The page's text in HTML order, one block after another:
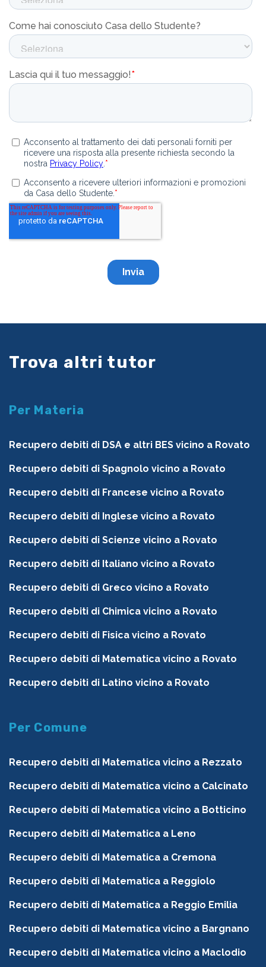
Trova altri tutor
Per Materia
Recupero debiti di DSA e altri BES vicino a Rovato
Recupero debiti di Spagnolo vicino a Rovato
Recupero debiti di Francese vicino a Rovato
Recupero debiti di Inglese vicino a Rovato
Recupero debiti di Scienze vicino a Rovato
Recupero debiti di Italiano vicino a Rovato
Recupero debiti di Greco vicino a Rovato
Recupero debiti di Chimica vicino a Rovato
Recupero debiti di Fisica vicino a Rovato
Recupero debiti di Matematica vicino a Rovato
Recupero debiti di Latino vicino a Rovato
Per Comune
Recupero debiti di Matematica vicino a Rezzato
Recupero debiti di Matematica vicino a Calcinato
Recupero debiti di Matematica vicino a Botticino
Recupero debiti di Matematica a Leno
Recupero debiti di Matematica a Cremona
Recupero debiti di Matematica a Reggiolo
Recupero debiti di Matematica a Reggio Emilia
Recupero debiti di Matematica vicino a Bargnano
Recupero debiti di Matematica vicino a Maclodio